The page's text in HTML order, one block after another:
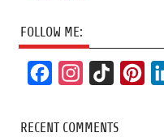
FOLLOW ME:
c
s
k
RECENT COMMENTS